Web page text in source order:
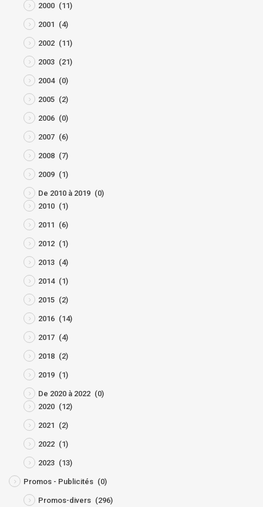
2000 (11)
2001 (4)
2002 (11)
2003 (21)
2004 (0)
2005 (2)
2006 (0)
2007 (6)
2008 (7)
2009 (1)
De 2010 à 2019 (0)
2010 (1)
2011 (6)
2012 (1)
2013 (4)
2014 (1)
2015 (2)
2016 (14)
2017 (4)
2018 (2)
2019 (1)
De 2020 à 2022 (0)
2020 (12)
2021 (2)
2022 (1)
2023 (13)
Promos - Publicités (0)
Promos-divers (296)